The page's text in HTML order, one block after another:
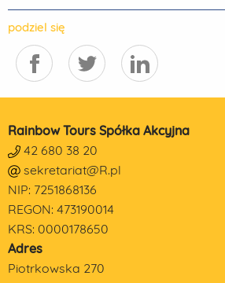
podziel się
Rainbow Tours Spółka Akcyjna
42 680 38 20
sekretariat@R.pl
NIP: 7251868136
REGON: 473190014
KRS: 0000178650
Adres
Piotrkowska 270